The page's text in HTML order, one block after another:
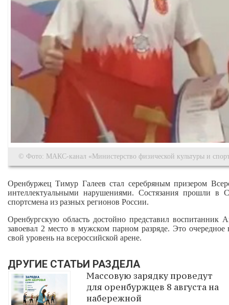
© Фото: МАКС-канал «Министерство физической культуры и
Оренбуржец Тимур Галеев стал серебряным призером
интеллектуальными нарушениями. Состязания прошли в
спортсмена из разных регионов России.
Оренбургскую область достойно представил
завоевал 2 место в мужском парном разряде. Это
свой уровень на всероссийской арене.
ДРУГИЕ СТАТЬИ РАЗДЕЛА
Массовую зарядку проведут
для оренбуржцев 8 августа на
набережной